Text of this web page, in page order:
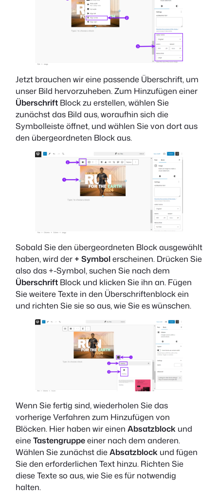
Jetzt brauchen wir eine passende Überschrift, um
unser Bild hervorzuheben. Zum Hinzufügen einer
Überschrift Block zu erstellen, wählen Sie
zunächst das Bild aus, woraufhin sich die
Symbolleiste öffnet, und wählen Sie von dort aus
den übergeordneten Block aus.
Sobald Sie den übergeordneten Block ausgewählt
haben, wird der + Symbolerscheinen. Drücken Sie
also das +-Symbol, suchen Sie nach dem
Überschrift Block und klicken Sie ihn an. Fügen
Sie weitere Texte in den Überschriftenblock ein
und richten Sie sie so aus, wie Sie es wünschen.
Wenn Sie fertig sind, wiederholen Sie das
vorherige Verfahren zum Hinzufügen von
Blöcken. Hier haben wir einen Absatzblock und
eineTastengruppeeiner nach dem anderen.
Wählen Sie zunächst dieAbsatzblock und fügen
Sie den erforderlichen Text hinzu. Richten Sie
diese Texte so aus, wie Sie es für notwendig
halten.